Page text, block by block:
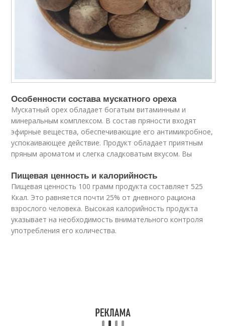
Особенности состава мускатного ореха
Мускатный орех обладает богатым витаминным и
минеральным комплексом. В состав пряности входят
эфирные вещества, обеспечивающие его антимикробное,
успокаивающее действие. Продукт обладает приятным
пряным ароматом и слегка сладковатым вкусом. Вы
Пищевая ценность и калорийность
Пищевая ценность 100 грамм продукта составляет 525
Ккал. Это равняется почти 25% от дневного рациона
взрослого человека. Высокая калорийность продукта
указывает на необходимость внимательного контроля
употребления его количества.